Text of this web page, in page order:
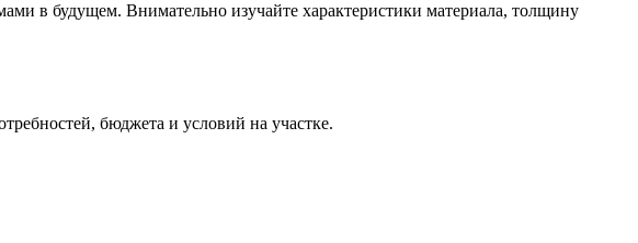
в будущем. Внимательно изучайте характеристики материала, толщину
бюджета и условий на участке.